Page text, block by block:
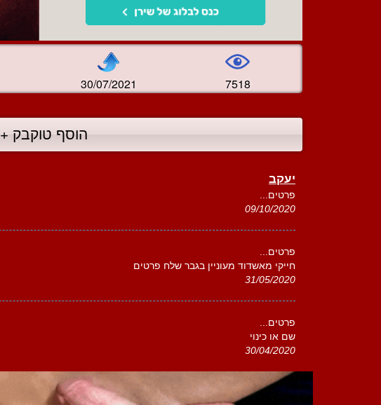
30/07/2021 7518
הוסף טוקבק +
יעקב
פרטים...
09/10/2020
פרטים...
חייקי מאשדוד מעוניין בגבר שלח פרטים
31/05/2020
פרטים...
שם או כינוי
30/04/2020